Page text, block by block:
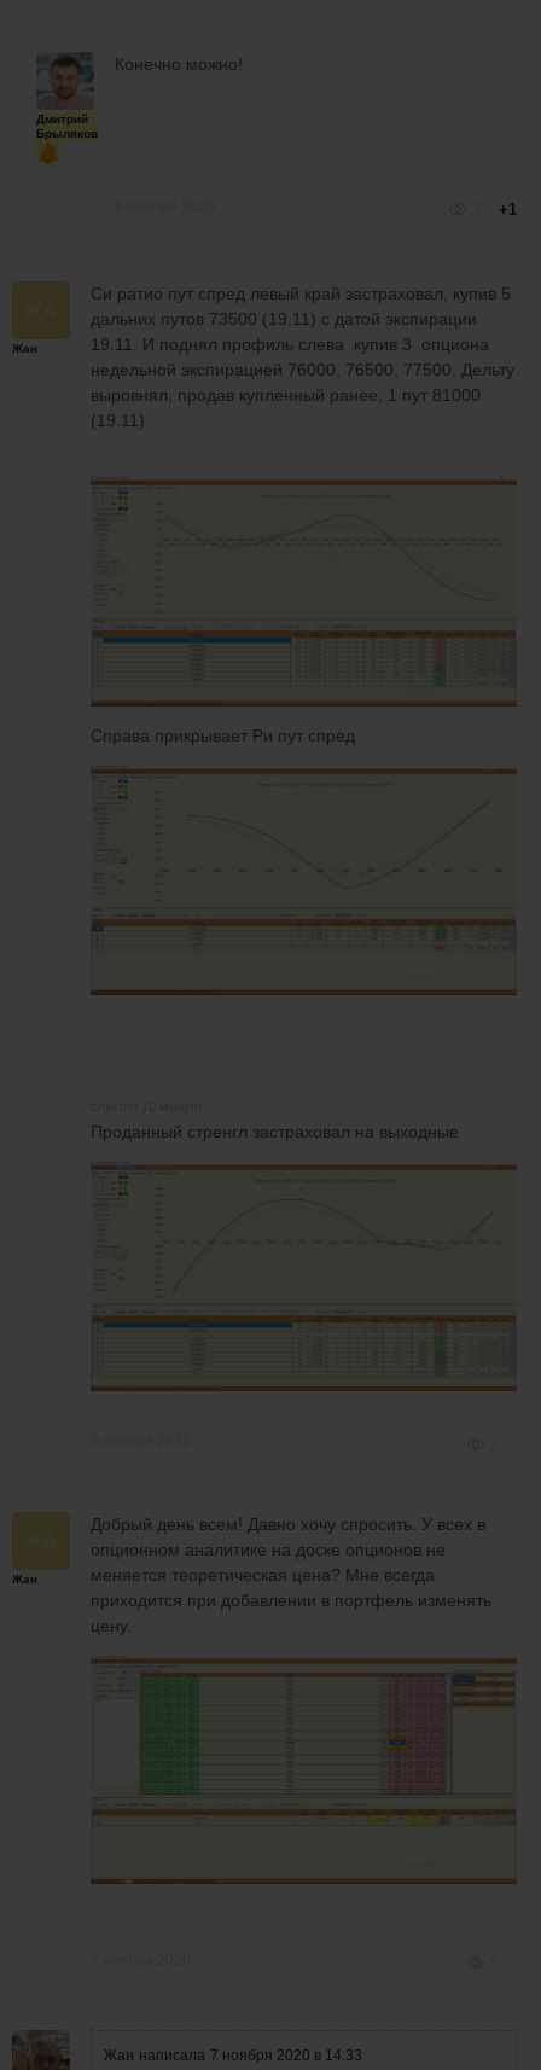
Дмитрий
Брыляков
Конечно можно!
+1
Жан
Си ратио пут спред левый край застраховал, купив 5
дальних путов 73500 (19.11) с датой экспирации
19.11. И поднял профиль слева купив 3 опциона
недельной экспирацией 76000, 76500, 77500. Дельту
выровнял, продав купленный ранее, 1 пут 81000
(19.11)
Справа прикрывает Ри пут спред
Проданный стренгл застраховал на выходные
Жан
Добрый день всем! Давно хочу спросить. У всех в
опционном аналитике на доске опционов не
меняется теоретическая цена? Мне всегда
приходится при добавлении в портфель изменять
цену.
Жан написала 7 ноября 2020 в 14:33